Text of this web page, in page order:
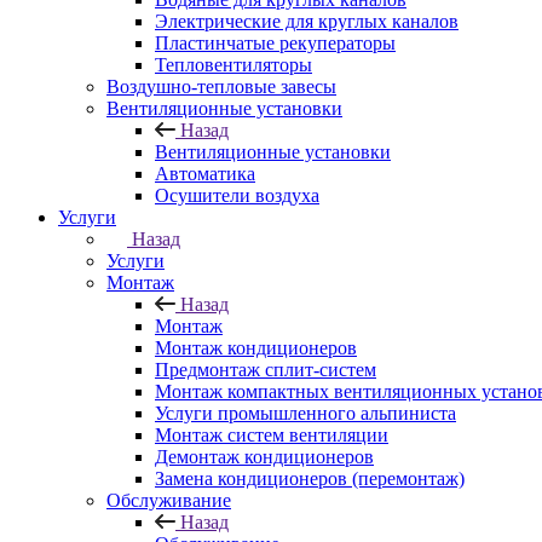
Электрические для круглых каналов
Пластинчатые рекуператоры
Тепловентиляторы
Воздушно-тепловые завесы
Вентиляционные установки
Назад
Вентиляционные установки
Автоматика
Осушители воздуха
Услуги
Назад
Услуги
Монтаж
Назад
Монтаж
Монтаж кондиционеров
Предмонтаж сплит-систем
Монтаж компактных вентиляционных
Услуги промышленного альпиниста
Монтаж систем вентиляции
Демонтаж кондиционеров
Замена кондиционеров (перемонтаж)
Обслуживание
Назад